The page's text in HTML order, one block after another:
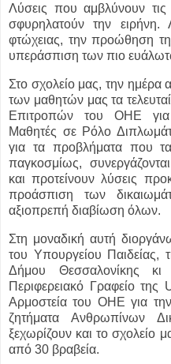
Λύσεις που αμβλύνουν τις
σφυρηλατούν την ειρήνη.
φτώχειας, την προώθηση
υπεράσπιση των πιο
Στο σχολείο μας, την ημέρα
των μαθητών μας τα
Επιτροπών του ΟΗΕ για
Μαθητές σε Ρόλο
για τα προβλήματα που
παγκοσμίως,
και προτείνουν λύσεις
προάσπιση των
αξιοπρεπή διαβίωση όλων.
Στη μοναδική αυτή
του Υπουργείου
Δήμου Θεσσαλονίκης κι
Περιφερειακό Γραφείο
Αρμοστεία του ΟΗΕ για
ζητήματα Ανθρωπίνων
ξεχωρίζουν και το σχολείο
από 30 βραβεία.